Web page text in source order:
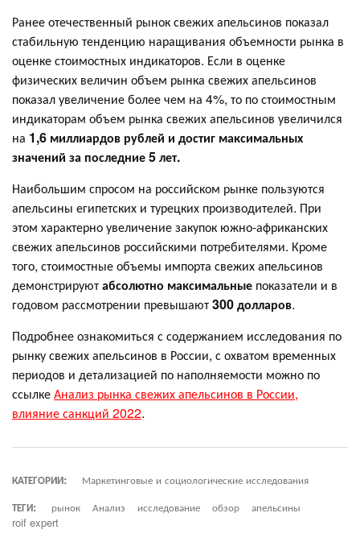
Ранее отечественный рынок свежих апельсинов показал
стабильную тенденцию наращивания объемности рынка в
оценке стоимостных индикаторов. Если в оценке
физических величин объем рынка свежих апельсинов
показал увеличение более чем на 4%, то по стоимостным
индикаторам объем рынка свежих апельсинов увеличился
на 1,6 миллиардов рублей и достиг максимальных
значений за последние 5 лет.
Наибольшим спросом на российском рынке пользуются
апельсины египетских и турецких производителей. При
этом характерно увеличение закупок южно-африканских
свежих апельсинов российскими потребителями. Кроме
того, стоимостные объемы импорта свежих апельсинов
демонстрируютабсолютно максимальные показатели и в
годовом рассмотрении превышают300 долларов.
Подробнее ознакомиться с содержанием исследования по
рынку свежих апельсинов в России, с охватом временных
периодов и детализацией по наполняемости можно по
ссылкеАнализ рынка свежих апельсинов в России,
влияние санкций 2022.
КАТЕГОРИИ:
Маркетинговые и социологические исследования
ТЕГИ:
рынок Анализ исследование обзор
апельсины
roif expert